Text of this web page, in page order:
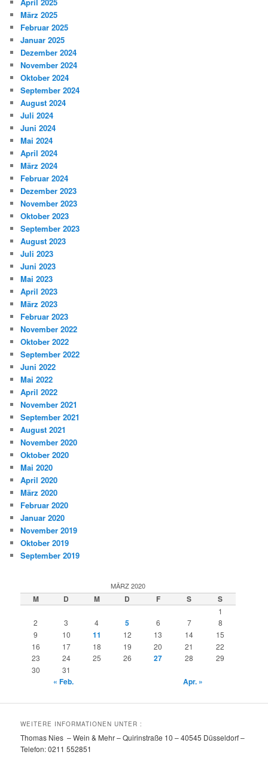
März 2025
Februar 2025
Januar 2025
Dezember 2024
November 2024
Oktober 2024
September 2024
August 2024
Juli 2024
Juni 2024
Mai 2024
April 2024
März 2024
Februar 2024
Dezember 2023
November 2023
Oktober 2023
September 2023
August 2023
Juli 2023
Juni 2023
Mai 2023
April 2023
März 2023
Februar 2023
November 2022
Oktober 2022
September 2022
Juni 2022
Mai 2022
April 2022
November 2021
September 2021
August 2021
November 2020
Oktober 2020
Mai 2020
April 2020
März 2020
Februar 2020
Januar 2020
November 2019
Oktober 2019
September 2019
MÄRZ 2020
M D M D F S S
1
2
3 4 5 6 7
8
9
10 11 12 13 14
15
16
17 18 19 20 21
22
23
24 25 26 27 28
29
30
31
« Feb. Apr. »
WEITERE INFORMATIONEN UNTER :
Thomas Nies – Wein & Mehr – Quirinstraße 10 – 40545 Düsseldorf –
Telefon: 0211 552851